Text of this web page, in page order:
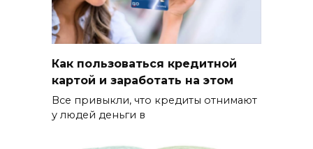
Как пользоваться кредитной
картой и заработать на этом
Все привыкли, что кредиты отнимают
у людей деньги в